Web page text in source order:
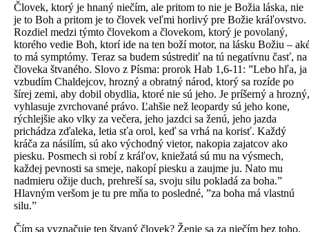
Človek, ktorý je hnaný niečím, ale pritom to nie je Božia láska, nie
je to Boh a pritom je to človek veľmi horlivý pre Božie kráľovstvo.
Rozdiel medzi týmto človekom a človekom, ktorý je povolaný,
ktorého vedie Boh, ktorí ide na ten boží motor, na lásku Božiu –
to má symptómy. Teraz sa budem sústrediť na tú negatívnu časť, na
človeka štvaného. Slovo z Písma: prorok Hab 1,6-11: ”Lebo hľa, ja
vzbudím Chaldejcov, hrozný a obratný národ, ktorý sa rozíde po
šírej zemi, aby dobil obydlia, ktoré nie sú jeho. Je príšerný a hrozný,
vyhlasuje zvrchované právo. Ľahšie než leopardy sú jeho kone,
rýchlejšie ako vlky za večera, jeho jazdci sa ženú, jeho jazda
prichádza zďaleka, letia sťa orol, keď sa vrhá na korisť. Každý
kráča za násilím, sú ako východný vietor, nakopia zajatcov ako
piesku. Posmech si robí z kráľov, kniežatá sú mu na výsmech,
každej pevnosti sa smeje, nakopí piesku a zaujme ju. Nato mu
nadmieru ožije duch, prehreší sa, svoju silu pokladá za boha.”
Hlavným veršom je tu pre mňa to posledné, ”za boha má vlastnú
silu.”
Čím sa vyznačuje ten štvaný človek? Ženie sa za niečím bez toho,